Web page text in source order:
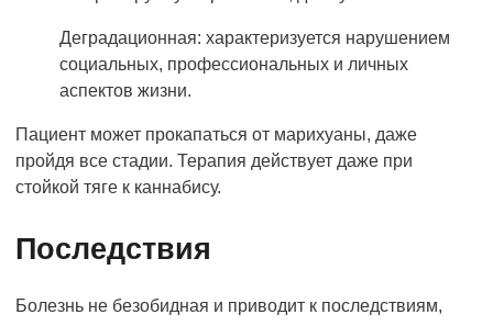
Деградационная: характеризуется нарушением
социальных, профессиональных и личных
аспектов жизни.
Пациент может прокапаться от марихуаны, даже
пройдя все стадии. Терапия действует даже при
стойкой тяге к каннабису.
Последствия
Болезнь не безобидная и приводит к последствиям,